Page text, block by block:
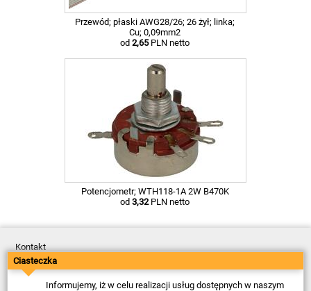
Przewód; płaski AWG28/26; 26 żył; linka;
Cu; 0,09mm2
od 2,65PLN netto
Potencjometr; WTH118-1A 2W B470K
od 3,32PLN netto
Kontakt
Dostawa
Płatność
Zwroty
Reklamacje
Ciasteczka
Informujemy, iż w celu realizacji usług dostępnych w naszym